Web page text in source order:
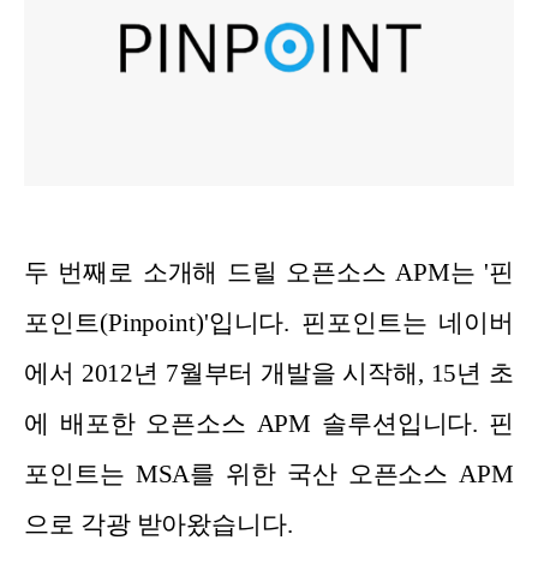
두 번째로 소개해 드릴 오픈소스 APM는 '핀
포인트(Pinpoint)'입니다. 핀포인트는 네이버
에서 2012년 7월부터 개발을 시작해, 15년 초
에 배포한 오픈소스 APM 솔루션입니다. 핀
포인트는 MSA를 위한 국산 오픈소스 APM
으로 각광 받아왔습니다.